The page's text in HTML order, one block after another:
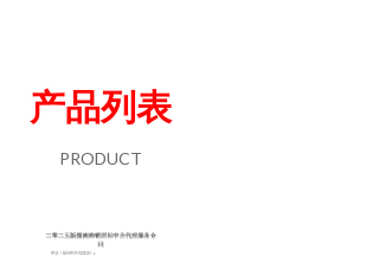
产品列表
PRODUCT